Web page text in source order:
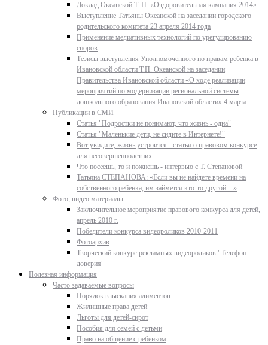
Доклад Океанской Т. П. «Оздоровительная кампания 2014»
Выступление Татьяны Океанской на заседании городского
родительского комитета 23 апреля 2014 года
Применение медиативных технологий по урегулированию
споров
Тезисы выступления Уполномоченного по правам ребенка в
Ивановской области Т.П. Океанской на заседании
Правительства Ивановской области «О ходе реализации
мероприятий по модернизации региональной системы
дошкольного образования Ивановской области» 4 марта
Публикации в СМИ
Статья "Подростки не понимают, что жизнь - одна"
Статья "Маленькие дети, не сидите в Интернете!"
Вот увидите, жизнь устроится - статья о правовом конкурсе
для несовершеннолетних
Что посеешь, то и пожнешь - интервью с Т. Степановой
Татьяна СТЕПАНОВА: «Если вы не найдете времени на
собственного ребенка, им займется кто-то другой…»
Фото, видео материалы
Заключительное мероприятие правового конкурса для детей,
апрель 2010 г.
Победители конкурса видеороликов 2010-2011
Фотоархив
Творческий конкурс рекламных видеороликов "Телефон
доверия"
Полезная информация
Часто задаваемые вопросы
Порядок взыскания алиментов
Жилищные права детей
Льготы для детей-сирот
Пособия для семей с детьми
Право на общение с ребенком